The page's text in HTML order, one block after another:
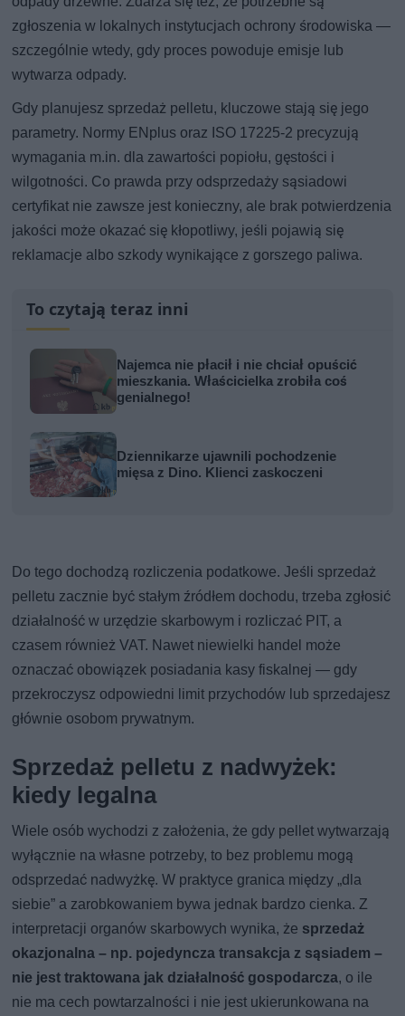
zgłoszenia w lokalnych instytucjach ochrony środowiska —
szczególnie wtedy, gdy proces powoduje emisje lub
wytwarza odpady.
Gdy planujesz sprzedaż pelletu, kluczowe stają się jego
parametry. Normy ENplus oraz ISO 17225-2 precyzują
wymagania m.in. dla zawartości popiołu, gęstości i
wilgotności. Co prawda przy odsprzedaży sąsiadowi
certyfikat nie zawsze jest konieczny, ale brak potwierdzenia
jakości może okazać się kłopotliwy, jeśli pojawią się
reklamacje albo szkody wynikające z gorszego paliwa.
To czytają teraz inni
Najemca nie płacił i nie chciał opuścić
mieszkania. Właścicielka zrobiła coś
genialnego!
Dziennikarze ujawnili pochodzenie
mięsa z Dino. Klienci zaskoczeni
Do tego dochodzą rozliczenia podatkowe. Jeśli sprzedaż
pelletu zacznie być stałym źródłem dochodu, trzeba zgłosić
działalność w urzędzie skarbowym i rozliczać PIT, a
czasem również VAT. Nawet niewielki handel może
oznaczać obowiązek posiadania kasy fiskalnej — gdy
przekroczysz odpowiedni limit przychodów lub sprzedajesz
głównie osobom prywatnym.
Sprzedaż pelletu z nadwyżek:
kiedy legalna
Wiele osób wychodzi z założenia, że gdy pellet wytwarzają
wyłącznie na własne potrzeby, to bez problemu mogą
odsprzedać nadwyżkę. W praktyce granica między „dla
siebie” a zarobkowaniem bywa jednak bardzo cienka. Z
interpretacji organów skarbowych wynika, że sprzedaż
okazjonalna – np. pojedyncza transakcja z sąsiadem –
nie jest traktowana jak działalność gospodarcza, o ile
nie ma cech powtarzalności i nie jest ukierunkowana na